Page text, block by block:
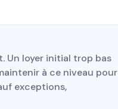
Un loyer initial trop bas
à ce niveau pour
exceptions,